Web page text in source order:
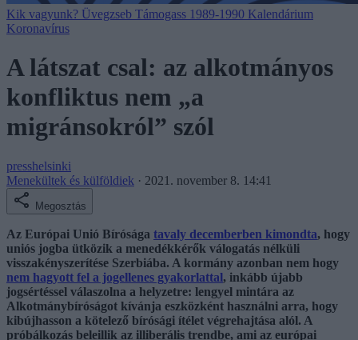
Kik vagyunk? Üvegzseb Támogass 1989-1990 Kalendárium
Koronavírus
A látszat csal: az alkotmányos
konfliktus nem „a
migránsokról” szól
presshelsinki
Menekültek és külföldiek · 2021. november 8. 14:41
Megosztás
Az Európai Unió Bírósága tavaly decemberben kimondta, hogy
uniós jogba ütközik a menedékkérők válogatás nélküli
visszakényszerítése Szerbiába. A kormány azonban nem hogy
nem hagyott fel a jogellenes gyakorlattal, inkább újabb
jogsértéssel válaszolna a helyzetre: lengyel mintára az
Alkotmánybíróságot kívánja eszközként használni arra, hogy
kibújhasson a kötelező bírósági ítélet végrehajtása alól. A
próbálkozás beleillik az illiberális trendbe, ami az európai